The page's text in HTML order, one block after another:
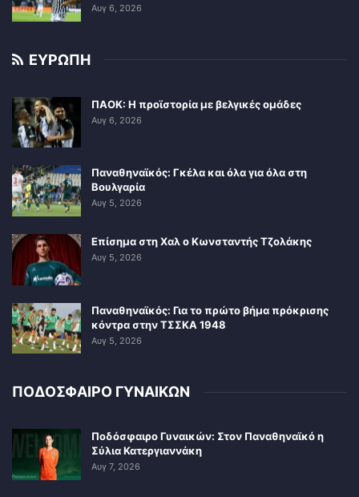
Αυγ 6, 2026
ΕΥΡΩΠΗ
ΠΑΟΚ: Η προϊστορία με βελγικές ομάδες
Αυγ 6, 2026
Παναθηναϊκός: Γκέλα και όλα για όλα στη
Βουλγαρία
Αυγ 5, 2026
Επίσημα στη Χαλ ο Κωνσταντής Τζολάκης
Αυγ 5, 2026
Παναθηναϊκός: Για το πρώτο βήμα πρόκρισης
κόντρα στην ΤΣΣΚΑ 1948
Αυγ 5, 2026
ΠΟΔΟΣΦΑΙΡΟ ΓΥΝΑΙΚΩΝ
Ποδόσφαιρο Γυναικών: Στον Παναθηναϊκό η
Σύλια Κατεργιαννάκη
Αυγ 7, 2026